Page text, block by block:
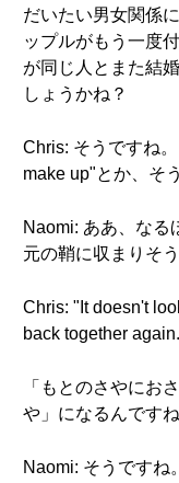
だいたい男女関係
ップルがもう一度
が同じ人とまた結
しょうかね？
Chris: そうですね
make up"とか、そ
Naomi: ああ、なる
元の鞘に収まりそ
Chris: "It doesn't
back together
「もとのさやにお
や」になるんです
Naomi: そうですね